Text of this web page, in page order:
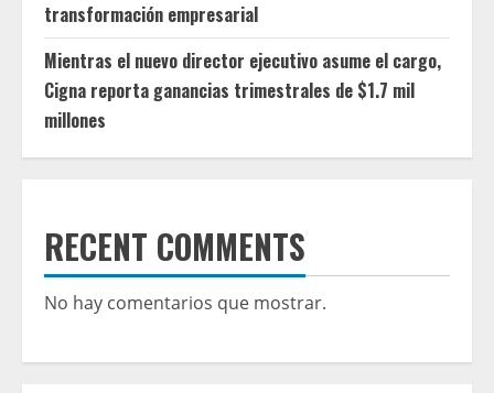
transformación empresarial
Mientras el nuevo director ejecutivo asume el cargo,
Cigna reporta ganancias trimestrales de $1.7 mil
millones
RECENT COMMENTS
No hay comentarios que mostrar.